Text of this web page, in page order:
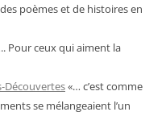
poèmes et de histoires en
Pour ceux qui aiment la
Découvertes«… c’est comme
se mélangeaient l’un